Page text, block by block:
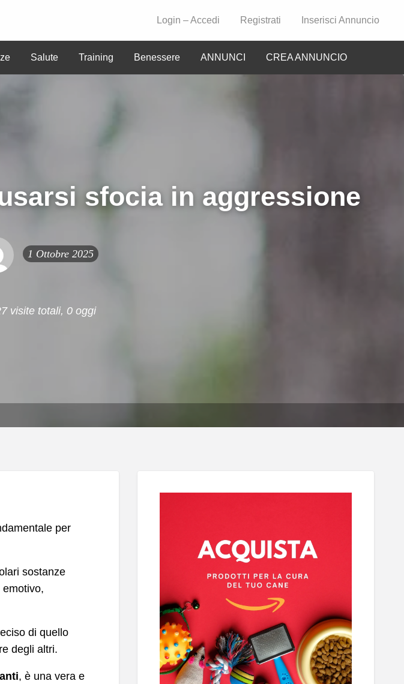
ANNUNCI
ANNUNCIO
Login – Accedi Registrati Inserisci Annuncio
Salute Training Benessere ANNUNCI CREA ANNUNCIO
sfocia in aggressione
1 Ottobre 2025
visite totali, 0 oggi
per
sostanze
di quello
degli altri.
, è una vera e